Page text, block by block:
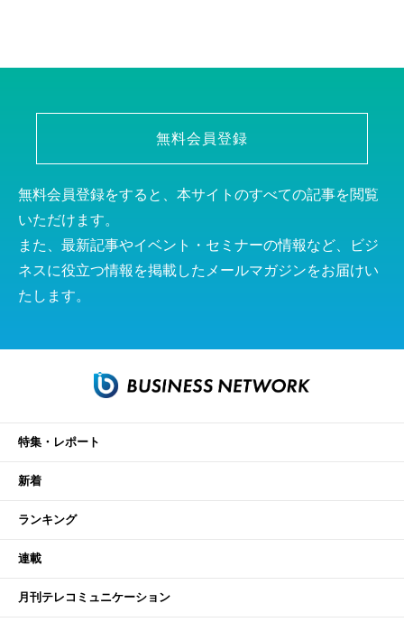
無料会員登録
無料会員登録をすると、本サイトのすべての記事を閲覧
いただけます。
また、最新記事やイベント・セミナーの情報など、ビジ
ネスに役立つ情報を掲載したメールマガジンをお届けい
たします。
特集・レポート
新着
ランキング
連載
月刊テレコミュニケーション